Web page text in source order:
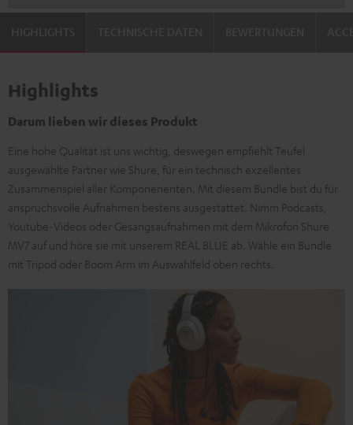
HIGHLIGHTS
Highlights
Darum lieben wir dieses Produkt
Eine hohe Qualität ist uns wichtig, deswegen empfiehlt Teufel
ausgewählte Partner wie Shure, für ein technisch exzellentes
Zusammenspiel aller Komponenenten. Mit diesem Bundle bist du für
anspruchsvolle Aufnahmen bestens ausgestattet. Nimm Podcasts,
Youtube-Videos oder Gesangsaufnahmen mit dem Mikrofon Shure
MV7 auf und höre sie mit unserem REAL BLUE ab. Wähle ein Bundle
mit Tripod oder Boom Arm im Auswahlfeld oben rechts.